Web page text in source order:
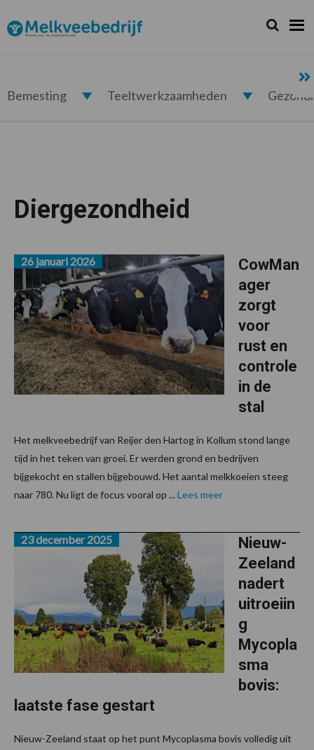
de
hoofdnavigatie
de
hoofd
de
voettekst
Melkveebedrijf.nl Zoeken...
Zoek
Bemesting Teeltwerkzaamheden
Diergezondheid
CowMan
ager
zorgt
voor
rust en
controle
in de
stal
26 januari 2026
Het melkveebedrijf van Reijer den Hartog in Kollum stond lange
tijd in het teken van groei. Er werden grond en bedrijven
bijgekocht en stallen bijgebouwd. Het aantal melkkoeien steeg
naar 780. Nu ligt de focus vooral op ... Lees meer
Nieuw-
Zeeland
nadert
uitroeiin
g
Mycopla
sma
bovis:
laatste fase gestart
23 december 2025
Nieuw-Zeeland staat op het punt Mycoplasma bovis volledig uit